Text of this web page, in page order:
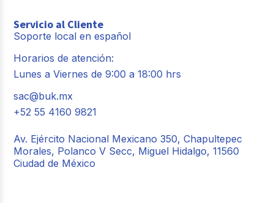
Servicio al Cliente
Soporte local en español
Horarios de atención:
Lunes a Viernes de 9:00 a 18:00 hrs
sac@buk.mx
+52 55 4160 9821
Av. Ejército Nacional Mexicano 350, Chapultepec
Morales, Polanco V Secc, Miguel Hidalgo, 11560
Ciudad de México